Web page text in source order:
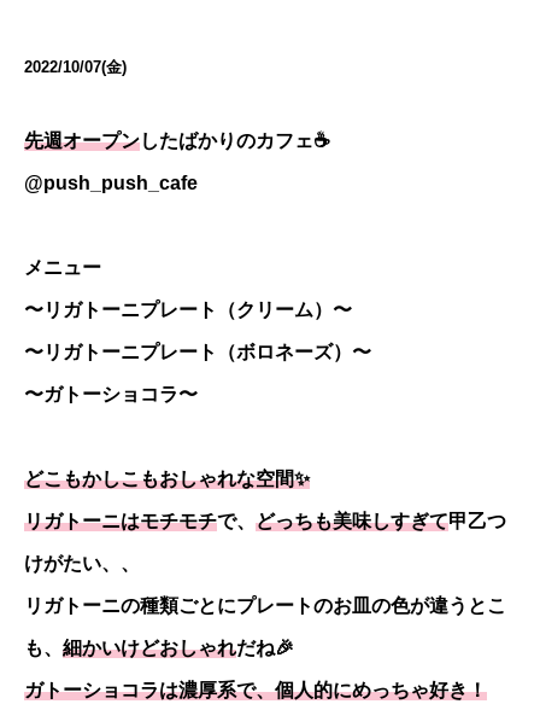
2022/10/07(金)
先週オープンしたばかりのカフェ☕️
@push_push_cafe
メニュー
〜リガトーニプレート（クリーム）〜
〜リガトーニプレート（ボロネーズ）〜
〜ガトーショコラ〜
どこもかしこもおしゃれな空間✨
リガトーニはモチモチで、 どっちも美味しすぎて甲乙つ
けがたい、、
リガトーニの種類ごとにプレートのお皿の色が違うとこ
も、 細かいけどおしゃれだね🎉
ガトーショコラは濃厚系で、個人的にめっちゃ好き！